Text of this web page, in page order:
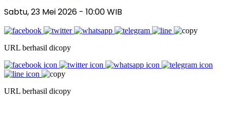
Sabtu, 23 Mei 2026 - 10:00 WIB
URL berhasil dicopy
URL berhasil dicopy